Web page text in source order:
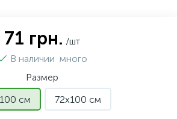
71 грн. /шт
В наличии много
Размер
см
72х100 см